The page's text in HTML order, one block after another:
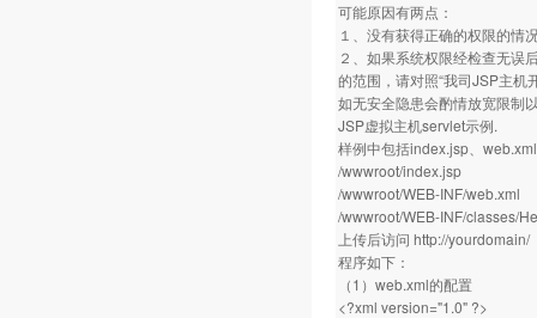
可能原因有两点：
１、没有获得正确的权限的情
２、如果系统权限经检查无误
的范围，请对照“我司JSP主机
如无安全隐患会酌情放宽限制
JSP虚拟主机servlet示例.
样例中包括index.jsp、
/wwwroot/index.jsp
/wwwroot/WEB-INF/web.xml
/wwwroot/WEB-INF/classes/
上传后访问 http://yourdomain/
程序如下：
（1）web.xml的配置
<?xml version="1.0" ?>